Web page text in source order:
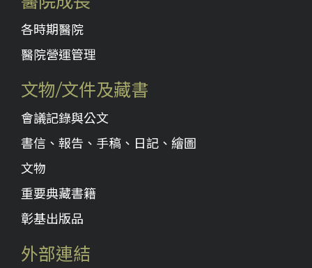
各時期醫院
醫院營運管理
文物/文件及藏書
會議記錄與公文
書信、報告、手稿、日記、繪圖
文物
重要典藏書籍
彰基出版品
外部連結